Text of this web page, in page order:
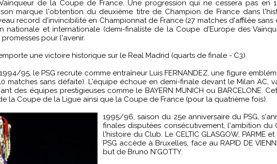
de la Coupe de France. Une progression qui ne cessera pas en
marque l'obtention du deuxième titre de Champion de France dans
record d'invincibilité en Championnat de France (27 matches d'affilée sans
nationale et internationale (demi-finaliste de la Coupe d'Europe des
pour l'avenir.
une victoire historique sur le Real Madrid (quarts de finale - C3)
95, le PSG recrute comme entraîneur Luis FERNANDEZ, une figure
matches sans défaite). L'équipe échoue en demi-finale devant le Milan
des équipes prestigieuses comme le BAYERN MUNICH ou BARCELONE.
la Coupe de la Ligue ainsi que la Coupe de France (pour la quatrième fois).
1995/96, saison du 25e anniversaire du PSG,
finales disputées consécutivement, l'ambition
l'histoire du Club. Le CELTIC GLASGOW, PARME
PSG accède à Bruxelles, face au RAPID DE
but de Bruno N'GOTTY.